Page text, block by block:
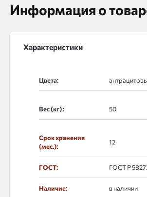
Информация о
Характеристики
Цвета:
Вес (кг) :
Срок хранения
(мес.):
12
ГОСТ: ГОСТ Р
Наличие: в наличии